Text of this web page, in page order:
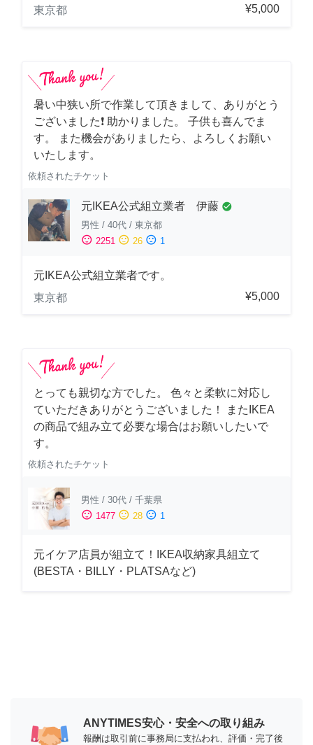
東京都
¥5,000
暑い中狭い所で作業して頂きまして、ありがとう
ございました❗️ 助かりました。 子供も喜んでま
す。 また機会がありましたら、よろしくお願い
いたします。
依頼されたチケット
元IKEA公式組立業者 伊藤 check_circle
男性 / 40代 / 東京都
sentiment_satisfied 2251 sentiment_neutral 26 sentiment_dissatisfied 1
元IKEA公式組立業者です。
東京都
¥5,000
とっても親切な方でした。 色々と柔軟に対応し
ていただきありがとうございました！ またIKEA
の商品で組み立て必要な場合はお願いしたいで
す。
依頼されたチケット
男性 / 30代 / 千葉県
sentiment_satisfied 1477 sentiment_neutral 28 sentiment_dissatisfied 1
元イケア店員が組立て！IKEA収納家具組立て
(BESTA・BILLY・PLATSAなど)
ANYTIMES安心・安全への取り組み
報酬は取引前に事務局に支払われ、評価・完了後